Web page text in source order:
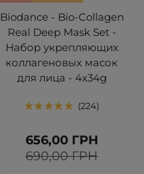
Biodance - Bio-Collagen
Real Deep Mask Set -
Набор укрепляющих
коллагеновых масок
для лица - 4x34g
224
690,00 ГРН
656,00 ГРН